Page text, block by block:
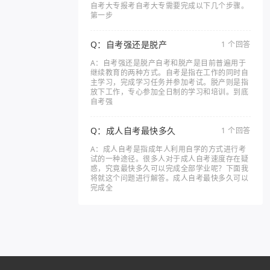
自考大专报考自考大专需要完成以下几个步骤。
第一步
Q：自考强还是脱产
1 个回答
A：自考强还是脱产自考和脱产是目前普遍用于
继续教育的两种方式。自考是指在工作的同时自
主学习，完成学习任务并参加考试。脱产则是指
放下工作，专心参加全日制的学习和培训。到底
自考强
Q：成人自考最快多久
1 个回答
A：成人自考是指成年人利用自学的方式进行考
试的一种途径。很多人对于成人自考速度存在疑
惑，究竟最快多久可以完成全部学业呢？下面我
将就这个问题进行解答。成人自考最快多久可以
完成全